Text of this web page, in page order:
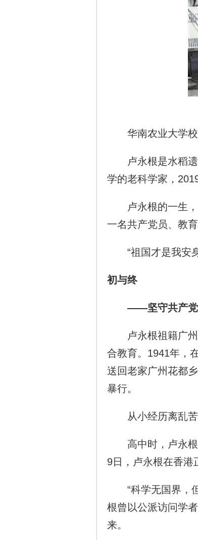
华南农业大学校
卢永根是水稻遗
学的老科学家，
卢永根的一生，
一名共产党员、教
“祖国才是我安身
初与终
——坚守共产党
卢永根祖籍广州
合教育。1941年，
送回老家广州花都
暴行。
从小经历离乱苦
高中时，卢永根
9日，卢永根在香港
“科学无国界，但
根曾以公派访问学
来。